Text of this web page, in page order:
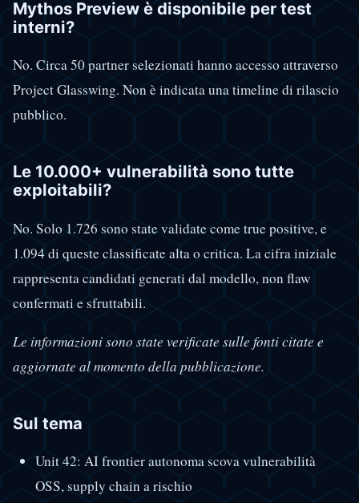
Mythos Preview è disponibile per test
interni?
No. Circa 50 partner selezionati hanno accesso attraverso
Project Glasswing. Non è indicata una timeline di rilascio
pubblico.
Le 10.000+ vulnerabilità sono tutte
exploitabili?
No. Solo 1.726 sono state validate come true positive, e
1.094 di queste classificate alta o critica. La cifra iniziale
rappresenta candidati generati dal modello, non flaw
confermati e sfruttabili.
Le informazioni sono state verificate sulle fonti citate e
aggiornate al momento della pubblicazione.
Sul tema
Unit 42: AI frontier autonoma scova vulnerabilità
OSS, supply chain a rischio